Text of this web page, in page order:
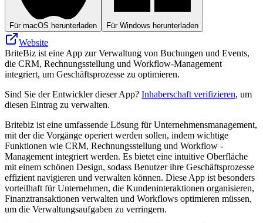
Für macOS herunterladen Für Windows herunterladen
Website
BriteBiz ist eine App zur Verwaltung von Buchungen und Events,
die CRM, Rechnungsstellung und Workflow-Management
integriert, um Geschäftsprozesse zu optimieren.
Sind Sie der Entwickler dieser App? Inhaberschaft verifizieren, um
diesen Eintrag zu verwalten.
Britebiz ist eine umfassende Lösung für Unternehmensmanagement,
mit der die Vorgänge operiert werden sollen, indem wichtige
Funktionen wie CRM, Rechnungsstellung und Workflow -
Management integriert werden. Es bietet eine intuitive Oberfläche
mit einem schönen Design, sodass Benutzer ihre Geschäftsprozesse
effizient navigieren und verwalten können. Diese App ist besonders
vorteilhaft für Unternehmen, die Kundeninteraktionen organisieren,
Finanztransaktionen verwalten und Workflows optimieren müssen,
um die Verwaltungsaufgaben zu verringern.